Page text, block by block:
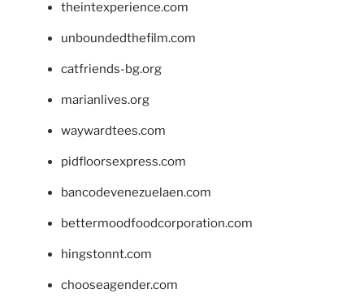
theintexperience.com
unboundedthefilm.com
catfriends-bg.org
marianlives.org
waywardtees.com
pidfloorsexpress.com
bancodevenezuelaen.com
bettermoodfoodcorporation.com
hingstonnt.com
chooseagender.com